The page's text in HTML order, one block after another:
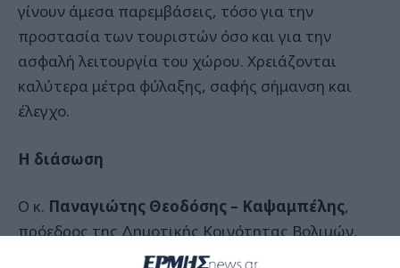
γίνουν άμεσα παρεμβάσεις, τόσο για την
προστασία των τουριστών όσο και για την
ασφαλή λειτουργία του χώρου. Χρειάζονται
καλύτερα μέτρα φύλαξης, σαφής σήμανση και
έλεγχο.
Η διάσωση
Ο κ. Παναγιώτης Θεοδόσης – Καψαμπέλης,
πρόεδρος της Δημοτικής Κοινότητας Βολιμών,
δήλωσε στον –Ε- αναφορικά με την διάσωση του